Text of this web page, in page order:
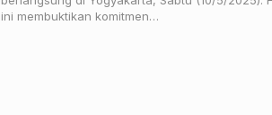
ini membuktikan komitmen…